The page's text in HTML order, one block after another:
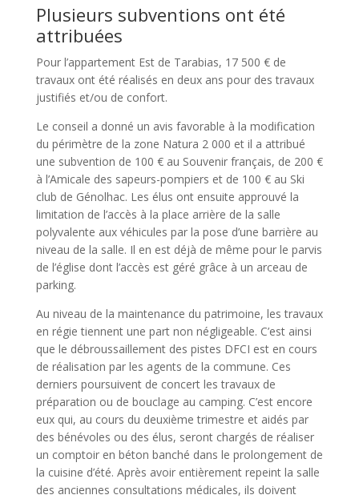
Plusieurs subventions ont été
attribuées
Pour l’appartement Est de Tarabias, 17 500 € de
travaux ont été réalisés en deux ans pour des travaux
justifiés et/ou de confort.
Le conseil a donné un avis favorable à la modification
du périmètre de la zone Natura 2 000 et il a attribué
une subvention de 100 € au Souvenir français, de 200 €
à l’Amicale des sapeurs-pompiers et de 100 € au Ski
club de Génolhac. Les élus ont ensuite approuvé la
limitation de l’accès à la place arrière de la salle
polyvalente aux véhicules par la pose d’une barrière au
niveau de la salle. Il en est déjà de même pour le parvis
de l’église dont l’accès est géré grâce à un arceau de
parking.
Au niveau de la maintenance du patrimoine, les travaux
en régie tiennent une part non négligeable. C’est ainsi
que le débroussaillement des pistes DFCI est en cours
de réalisation par les agents de la commune. Ces
derniers poursuivent de concert les travaux de
préparation ou de bouclage au camping. C’est encore
eux qui, au cours du deuxième trimestre et aidés par
des bénévoles ou des élus, seront chargés de réaliser
un comptoir en béton banché dans le prolongement de
la cuisine d’été. Après avoir entièrement repeint la salle
des anciennes consultations médicales, ils doivent